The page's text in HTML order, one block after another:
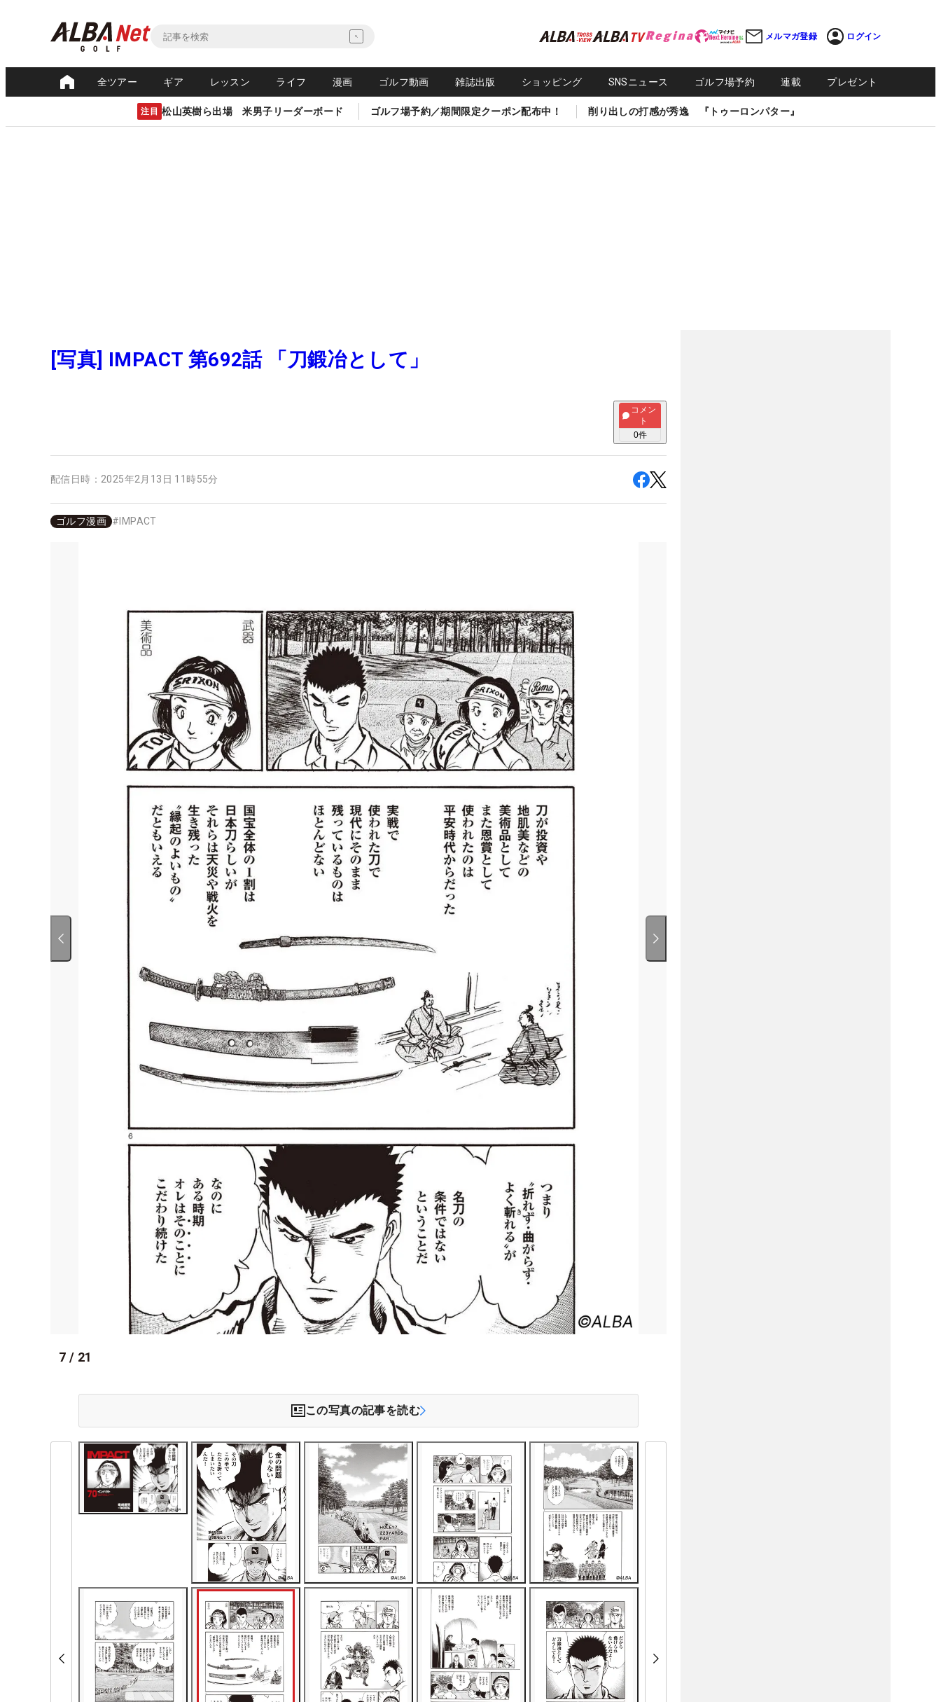
メルマガ登録 ログイン
全ツアー ギア レッスン ライフ 漫画 ゴルフ動画 雑誌出版 ショッピング SNSニュース ゴルフ場予約 連載 プレゼント
注目 松山英樹ら出場 米男子リーダーボード ゴルフ場予約／期間限定クーポン配布中！ 削り出しの打感が秀逸 『トゥーロンパター』
[写真] IMPACT 第692話 「刀鍛冶として」
コメン
ト
0件
配信日時： 2025年2月13日 11時55分
ゴルフ漫画 # IMPACT
7 / 21
この写真の記事を読む